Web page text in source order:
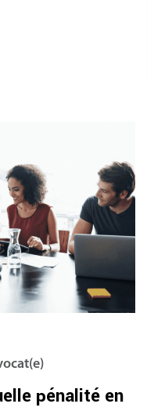
pénalité en